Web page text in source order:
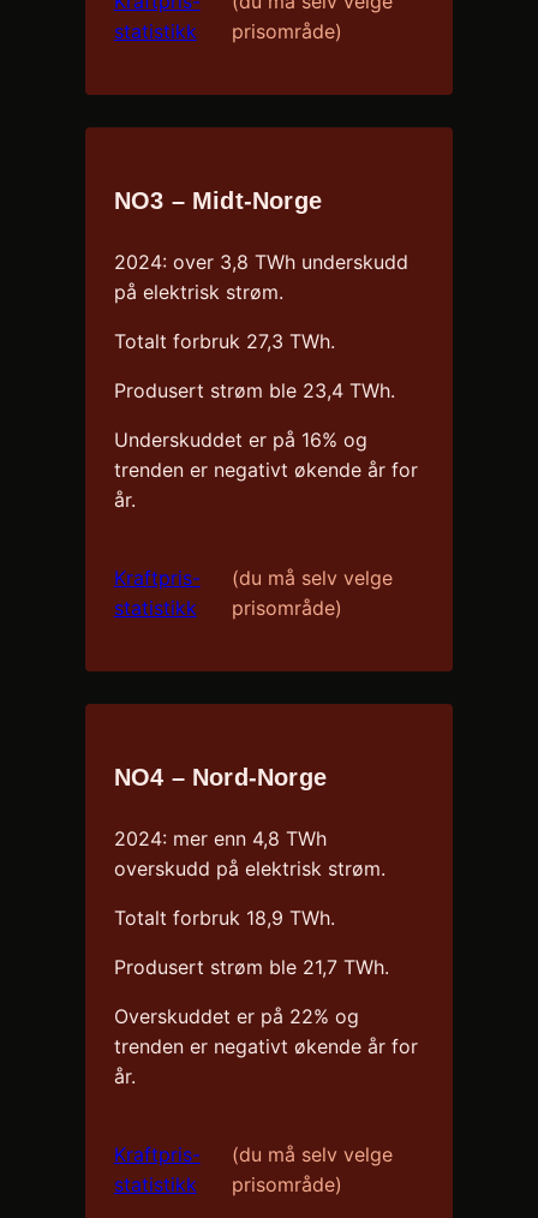
statistikk
prisområde)
NO3 – Midt-Norge
2024: over 3,8 TWh underskudd
på elektrisk strøm.
Totalt forbruk 27,3 TWh.
Produsert strøm ble 23,4 TWh.
Underskuddet er på 16% og
trenden er negativt økende år for
år.
Kraftpris-
statistikk
(du må selv velge
prisområde)
NO4 – Nord-Norge
2024: mer enn 4,8 TWh
overskudd på elektrisk strøm.
Totalt forbruk 18,9 TWh.
Produsert strøm ble 21,7 TWh.
Overskuddet er på 22% og
trenden er negativt økende år for
år.
Kraftpris-
statistikk
(du må selv velge
prisområde)